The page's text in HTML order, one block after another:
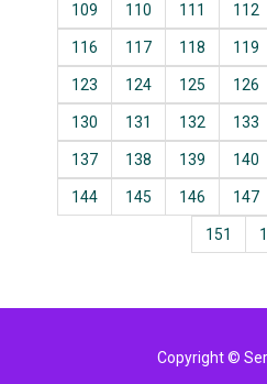
109 110 111 112
116 117 118 119
123 124 125 126
130 131 132 133
137 138 139 140
144 145 146 147
151
Copyright ©